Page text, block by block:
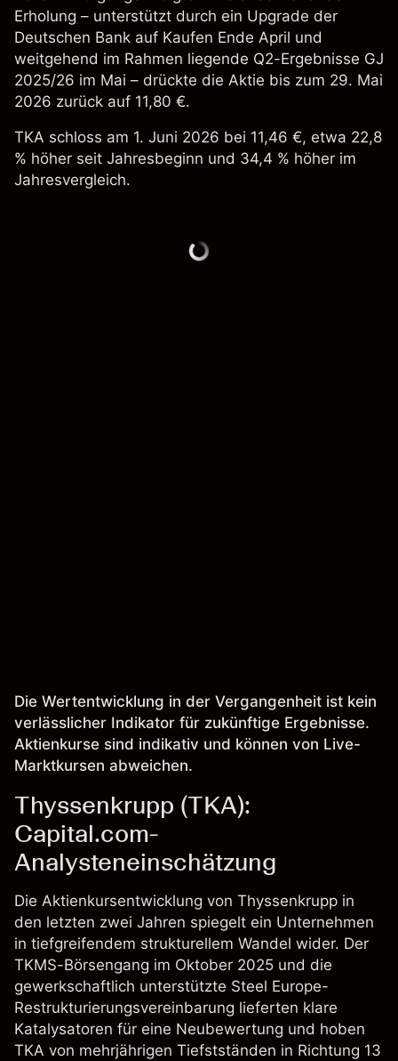
Erholung – unterstützt durch ein Upgrade der
Deutschen Bank auf Kaufen Ende April und
weitgehend im Rahmen liegende Q2-Ergebnisse GJ
2025/26 im Mai – drückte die Aktie bis zum 29. Mai
2026 zurück auf 11,80 €.
TKA schloss am 1. Juni 2026 bei 11,46 €, etwa 22,8
% höher seit Jahresbeginn und 34,4 % höher im
Jahresvergleich.
Die Wertentwicklung in der Vergangenheit ist kein
verlässlicher Indikator für zukünftige Ergebnisse.
Aktienkurse sind indikativ und können von Live-
Marktkursen abweichen.
Thyssenkrupp (TKA):
Capital.com-
Analysteneinschätzung
Die Aktienkursentwicklung von Thyssenkrupp in
den letzten zwei Jahren spiegelt ein Unternehmen
in tiefgreifendem strukturellem Wandel wider. Der
TKMS-Börsengang im Oktober 2025 und die
gewerkschaftlich unterstützte Steel Europe-
Restrukturierungsvereinbarung lieferten klare
Katalysatoren für eine Neubewertung und hoben
TKA von mehrjährigen Tiefstständen in Richtung 13